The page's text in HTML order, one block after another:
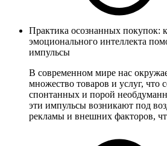
Практика осознанных покупок:
эмоционального интеллекта
импульсы
В современном мире нас
множество товаров и услуг, что
спонтанных и порой
эти импульсы возникают под
рекламы и внешних факторов,